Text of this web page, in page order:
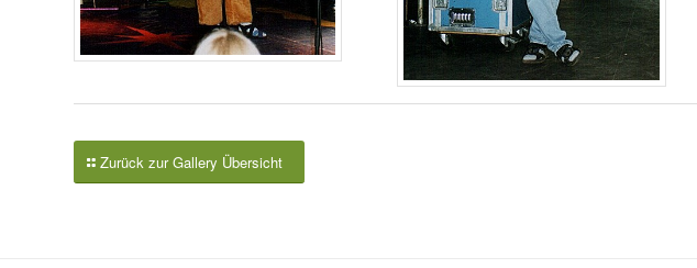
Zurück zur Gallery Übersicht